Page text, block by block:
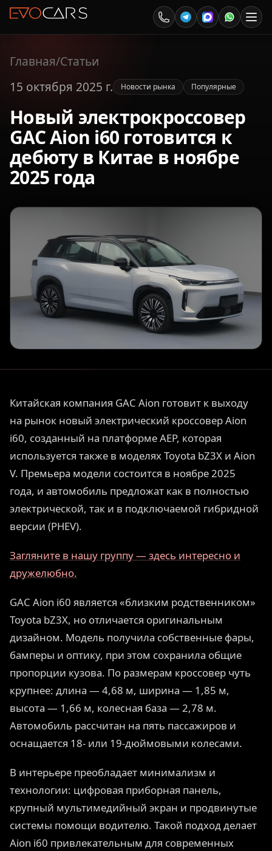
Главная/Статьи
15 октября 2025 г.
Новости рынка Популярные
Новый электрокроссовер
GAC Aion i60 готовится к
дебюту в Китае в ноябре
2025 года
Китайская компания GAC Aion готовит к выходу
на рынок новый электрический кроссовер Aion
i60, созданный на платформе AEP, которая
используется также в моделях Toyota bZ3X и Aion
V. Премьера модели состоится в ноябре 2025
года, и автомобиль предложат как в полностью
электрической, так и в подключаемой гибридной
версии (PHEV).
Загляните в нашу группу — здесь интересно и
дружелюбно.
GAC Aion i60 является «близким родственником»
Toyota bZ3X, но отличается оригинальным
дизайном. Модель получила собственные фары,
бамперы и оптику, при этом сохранила общие
пропорции кузова. По размерам кроссовер чуть
крупнее: длина — 4,68 м, ширина — 1,85 м,
высота — 1,66 м, колесная база — 2,78 м.
Автомобиль рассчитан на пять пассажиров и
оснащается 18- или 19-дюймовыми колесами.
В интерьере преобладает минимализм и
технологии: цифровая приборная панель,
крупный мультимедийный экран и продвинутые
системы помощи водителю. Такой подход делает
Aion i60 привлекательным для современных